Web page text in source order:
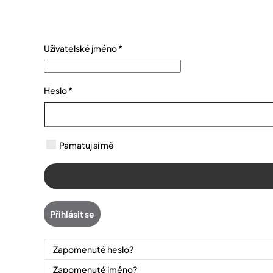
Uživatelské jméno*
Heslo*
Pamatuj si mě
Přihlásit se
Zapomenuté heslo?
Zapomenuté jméno?